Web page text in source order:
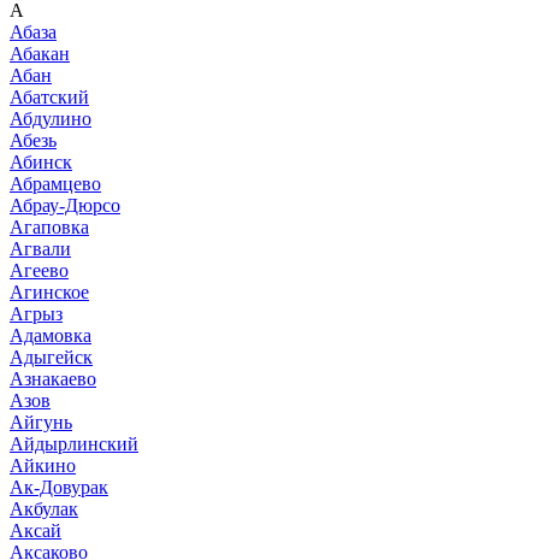
А
Абаза
Абакан
Абан
Абатский
Абдулино
Абезь
Абинск
Абрамцево
Абрау-Дюрсо
Агаповка
Агвали
Агеево
Агинское
Агрыз
Адамовка
Адыгейск
Азнакаево
Азов
Айгунь
Айдырлинский
Айкино
Ак-Довурак
Акбулак
Аксай
Аксаково